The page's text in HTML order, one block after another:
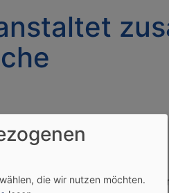
Jahre gingen wir gegen die
die wir nutzen möchten.